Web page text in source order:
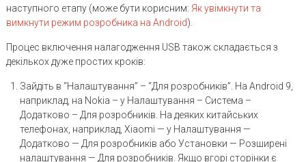
наступного етапу (може бути корисним: Як увімкнути та
вимкнути режим розробника на Android).
Процес включення налагодження USB також складається з
декількох дуже простих кроків:
Зайдіть в “Налаштування” – “Для розробників”. На Android 9,
наприклад, на Nokia – у Налаштування – Система –
Додатково – Для розробників. На деяких китайських
телефонах, наприклад, Xiaomi — у Налаштування —
Додатково — Для розробників або Установки — Розширені
налаштування — Для розробників. Якщо вгорі сторінки є